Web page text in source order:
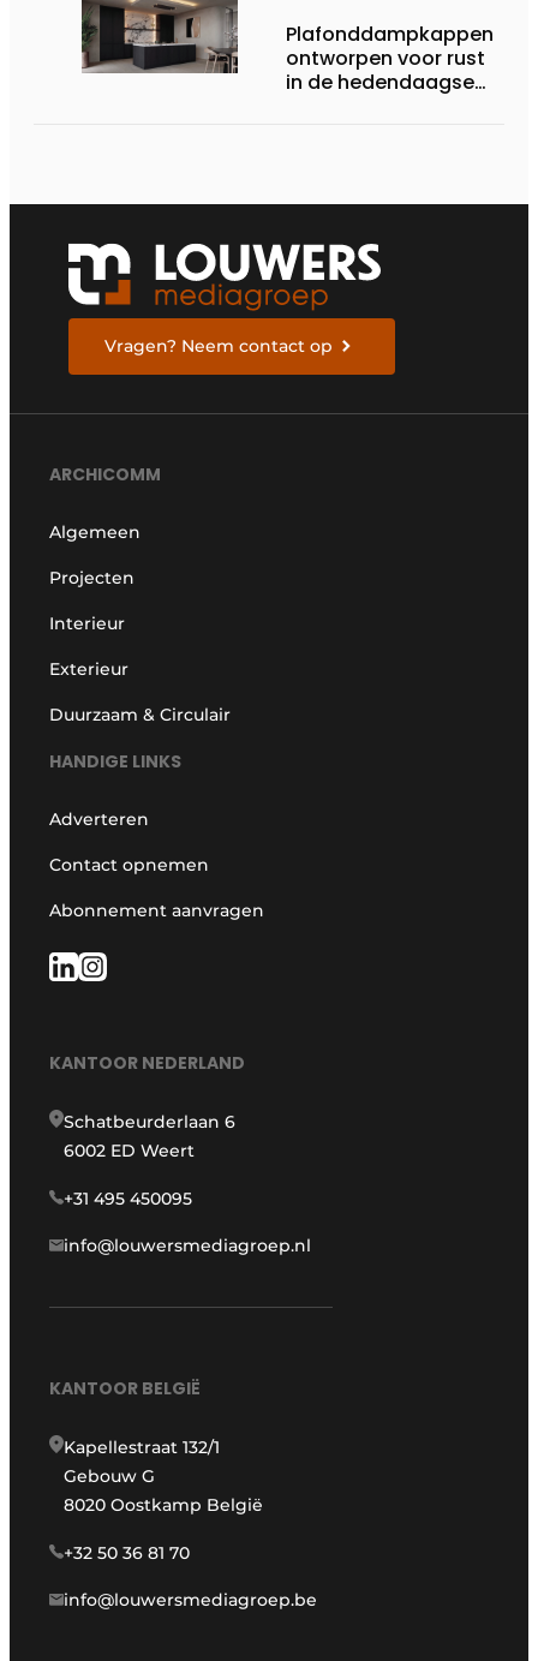
Plafonddampkappen
ontworpen voor rust
in de hedendaagse
Vragen? Neem contact op
ARCHICOMM
Algemeen
Projecten
Interieur
Exterieur
Duurzaam & Circulair
HANDIGE LINKS
Adverteren
Contact opnemen
Abonnement aanvragen
KANTOOR NEDERLAND
Schatbeurderlaan 6
6002 ED Weert
+31 495 450095
info@louwersmediagroep.nl
KANTOOR BELGIË
Kapellestraat 132/1
Gebouw G
8020 Oostkamp België
+32 50 36 81 70
info@louwersmediagroep.be